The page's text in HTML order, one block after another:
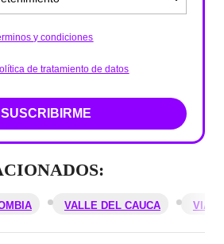
y condiciones
de tratamiento de datos
SUSCRIBIRME
VALLE DEL CAUCA